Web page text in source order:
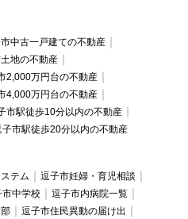
中古一戸建ての不動産
地の不動産
2,000万円台の不動産
4,000万円台の不動産
市駅徒歩10分以内の不動産
子市駅徒歩20分以内の不動産
テム
逗子市妊婦・育児相談
市中学校
逗子市内病院一覧
逗子市住民異動の届け出